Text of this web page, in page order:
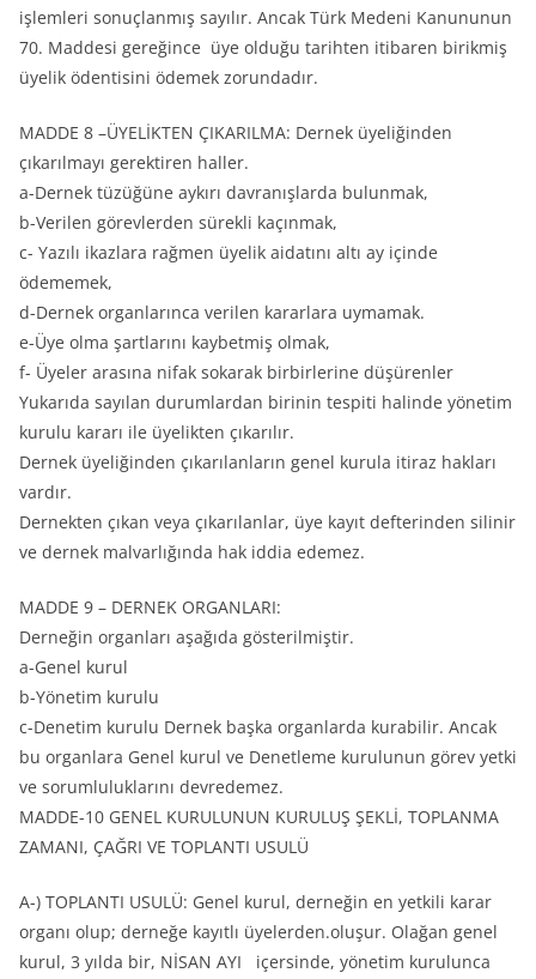
işlemleri sonuçlanmış sayılır. Ancak Türk Medeni Kanununun
70. Maddesi gereğince üye olduğu tarihten itibaren birikmiş
üyelik ödentisini ödemek zorundadır.
MADDE 8 –ÜYELİKTEN ÇIKARILMA: Dernek üyeliğinden
çıkarılmayı gerektiren haller.
a-Dernek tüzüğüne aykırı davranışlarda bulunmak,
b-Verilen görevlerden sürekli kaçınmak,
c- Yazılı ikazlara rağmen üyelik aidatını altı ay içinde
ödememek,
d-Dernek organlarınca verilen kararlara uymamak.
e-Üye olma şartlarını kaybetmiş olmak,
f- Üyeler arasına nifak sokarak birbirlerine düşürenler
Yukarıda sayılan durumlardan birinin tespiti halinde yönetim
kurulu kararı ile üyelikten çıkarılır.
Dernek üyeliğinden çıkarılanların genel kurula itiraz hakları
vardır.
Dernekten çıkan veya çıkarılanlar, üye kayıt defterinden silinir
ve dernek malvarlığında hak iddia edemez.
MADDE 9 – DERNEK ORGANLARI:
Derneğin organları aşağıda gösterilmiştir.
a-Genel kurul
b-Yönetim kurulu
c-Denetim kurulu Dernek başka organlarda kurabilir. Ancak
bu organlara Genel kurul ve Denetleme kurulunun görev yetki
ve sorumluluklarını devredemez.
MADDE-10 GENEL KURULUNUN KURULUŞ ŞEKLİ, TOPLANMA
ZAMANI, ÇAĞRI VE TOPLANTI USULÜ
A-) TOPLANTI USULÜ: Genel kurul, derneğin en yetkili karar
organı olup; derneğe kayıtlı üyelerden.oluşur. Olağan genel
kurul, 3 yılda bir, NİSAN AYI içersinde, yönetim kurulunca